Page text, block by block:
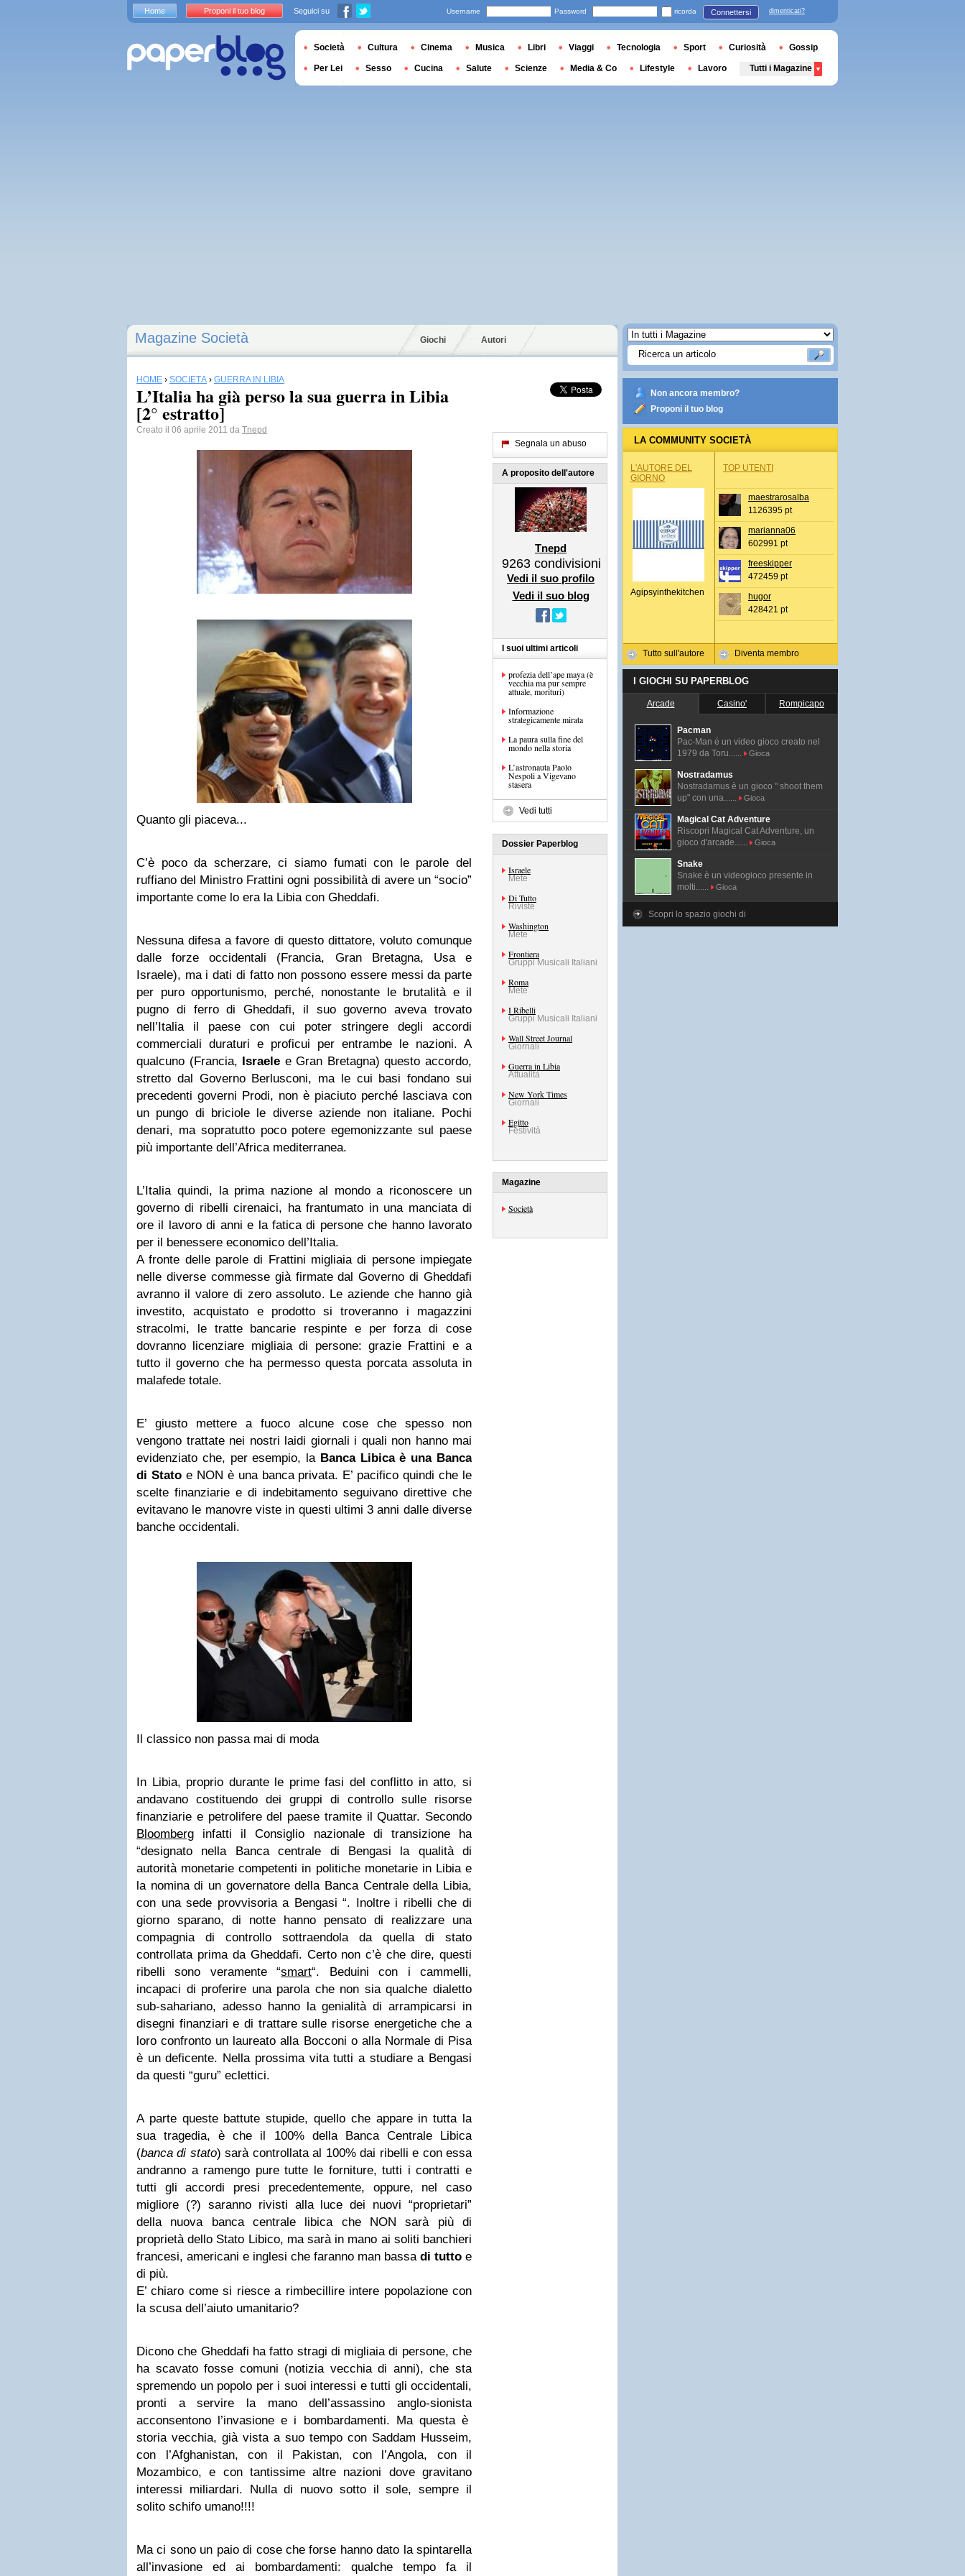
Magazine Società Giochi Autori
HOME › SOCIETÀ › GUERRA IN LIBIA
L’Italia ha già perso la sua guerra in Libia
[2° estratto]
Creato il 06 aprile 2011 da Tnepd
Quanto gli piaceva...
C’è poco da scherzare, ci siamo fumati con le parole del
ruffiano del Ministro Frattini ogni possibilità di avere un “socio”
importante come lo era la Libia con Gheddafi.
Nessuna difesa a favore di questo dittatore, voluto comunque
dalle forze occidentali (Francia, Gran Bretagna, Usa e
Israele), ma i dati di fatto non possono essere messi da parte
per puro opportunismo, perché, nonostante le brutalità e il
pugno di ferro di Gheddafi, il suo governo aveva trovato
nell’Italia il paese con cui poter stringere degli accordi
commerciali duraturi e proficui per entrambe le nazioni. A
qualcuno (Francia, Israele e Gran Bretagna) questo accordo,
stretto dal Governo Berlusconi, ma le cui basi fondano sui
precedenti governi Prodi, non è piaciuto perché lasciava con
un pungo di briciole le diverse aziende non italiane. Pochi
denari, ma sopratutto poco potere egemonizzante sul paese
più importante dell’Africa mediterranea.
L’Italia quindi, la prima nazione al mondo a riconoscere un
governo di ribelli cirenaici, ha frantumato in una manciata di
ore il lavoro di anni e la fatica di persone che hanno lavorato
per il benessere economico dell’Italia.
A fronte delle parole di Frattini migliaia di persone impiegate
nelle diverse commesse già firmate dal Governo di Gheddafi
avranno il valore di zero assoluto. Le aziende che hanno già
investito, acquistato e prodotto si troveranno i magazzini
stracolmi, le tratte bancarie respinte e per forza di cose
dovranno licenziare migliaia di persone: grazie Frattini e a
tutto il governo che ha permesso questa porcata assoluta in
malafede totale.
E’ giusto mettere a fuoco alcune cose che spesso non
vengono trattate nei nostri laidi giornali i quali non hanno mai
evidenziato che, per esempio, la Banca Libica è una Banca
di Statoe NON è una banca privata. E’ pacifico quindi che le
scelte finanziarie e di indebitamento seguivano direttive che
evitavano le manovre viste in questi ultimi 3 anni dalle diverse
banche occidentali.
Il classico non passa mai di moda
In Libia, proprio durante le prime fasi del conflitto in atto, si
andavano costituendo dei gruppi di controllo sulle risorse
finanziarie e petrolifere del paese tramite il Quattar. Secondo
Bloomberg infatti il Consiglio nazionale di transizione ha
“designato nella Banca centrale di Bengasi la qualità di
autorità monetarie competenti in politiche monetarie in Libia e
la nomina di un governatore della Banca Centrale della Libia,
con una sede provvisoria a Bengasi “. Inoltre i ribelli che di
giorno sparano, di notte hanno pensato di realizzare una
compagnia di controllo sottraendola da quella di stato
controllata prima da Gheddafi. Certo non c’è che dire, questi
ribelli sono veramente “smart“. Beduini con i cammelli,
incapaci di proferire una parola che non sia qualche dialetto
sub-sahariano, adesso hanno la genialità di arrampicarsi in
disegni finanziari e di trattare sulle risorse energetiche che a
loro confronto un laureato alla Bocconi o alla Normale di Pisa
è un deficente. Nella prossima vita tutti a studiare a Bengasi
da questi “guru” eclettici.
A parte queste battute stupide, quello che appare in tutta la
sua tragedia, è che il 100% della Banca Centrale Libica
(banca di stato) sarà controllata al 100% dai ribelli e con essa
andranno a ramengo pure tutte le forniture, tutti i contratti e
tutti gli accordi presi precedentemente, oppure, nel caso
migliore (?) saranno rivisti alla luce dei nuovi “proprietari”
della nuova banca centrale libica che NON sarà più di
proprietà dello Stato Libico, ma sarà in mano ai soliti banchieri
francesi, americani e inglesi che faranno man bassa di tutto e
di più.
E’ chiaro come si riesce a rimbecillire intere popolazione con
la scusa dell’aiuto umanitario?
Dicono che Gheddafi ha fatto stragi di migliaia di persone, che
ha scavato fosse comuni (notizia vecchia di anni), che sta
spremendo un popolo per i suoi interessi e tutti gli occidentali,
pronti a servire la mano dell’assassino anglo-sionista
acconsentono l’invasione e i bombardamenti. Ma questa è
storia vecchia, già vista a suo tempo con Saddam Husseim,
con l’Afghanistan, con il Pakistan, con l’Angola, con il
Mozambico, e con tantissime altre nazioni dove gravitano
interessi miliardari. Nulla di nuovo sotto il sole, sempre il
solito schifo umano!!!!
Ma ci sono un paio di cose che forse hanno dato la spintarella
all’invasione ed ai bombardamenti: qualche tempo fa il
Segnala un abuso
A proposito dell'autore
Tnepd
9263 condivisioni
Vedi il suo profilo
Vedi il suo blog
I suoi ultimi articoli
profezia dell’ape maya (è
vecchia ma pur sempre
attuale, morituri)
Informazione
strategicamente mirata
La paura sulla fine del
mondo nella storia
L’astronauta Paolo
Nespoli a Vigevano
stasera
Vedi tutti
Dossier Paperblog
Israele
Mete
Di Tutto
Riviste
Washington
Mete
Frontiera
Gruppi Musicali Italiani
Roma
Mete
I Ribelli
Gruppi Musicali Italiani
Wall Street Journal
Giornali
Guerra in Libia
Attualità
New York Times
Giornali
Egitto
Festività
Magazine
Società
Non ancora membro?
Proponi il tuo blog
LA COMMUNITY SOCIETÀ
L'AUTORE DEL
GIORNO
Agipsyinthekitchen
Tutto sull'autore
TOP UTENTI
maestrarosalba
1126395 pt
marianna06
602991 pt
freeskipper
472459 pt
hugor
428421 pt
Diventa membro
I GIOCHI SU PAPERBLOG
Arcade Casino' Rompicapo
Pacman
Pac-Man é un video gioco creato nel
1979 da Toru......
Gioca
Nostradamus
Nostradamus è un gioco " shoot them
up" con una......
Gioca
Magical Cat Adventure
Riscopri Magical Cat Adventure, un
gioco d'arcade......
Gioca
Snake
Snake è un videogioco presente in
molti......
Gioca
Scopri lo spazio giochi di
Home Proponi il tuo blog Seguici su Username Password ricorda Connettersi dimenticati?
Società Cultura Cinema Musica Libri Viaggi Tecnologia Sport Curiosità Gossip
Per Lei Sesso Cucina Salute Scienze Media & Co Lifestyle Lavoro Tutti i Magazine